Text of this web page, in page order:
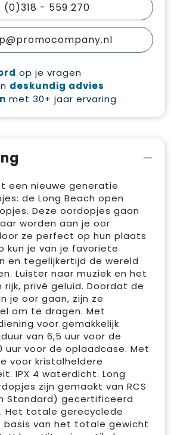
(0)318 - 559 270
op je vragen
deskundig advies
met 30+ jaar ervaring
een nieuwe generatie
de Long Beach open
Deze oordopjes gaan
worden aan je oor
ze perfect op hun plaats
kun je van je favoriete
en tegelijkertijd de wereld
Luister naar muziek en het
rijk, privé geluid. Doordat de
je oor gaan, zijn ze
om te dragen. Met
voor gemakkelijk
van 6,5 uur voor de
uur voor de oplaadcase. Met
voor kristalheldere
IPX 4 waterdicht. Long
zijn gemaakt van RCS
Standard) gecertificeerd
Het totale gerecyclede
basis van het totale gewicht